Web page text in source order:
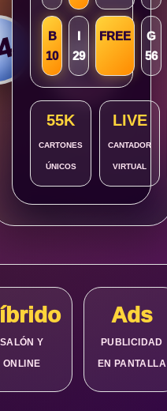
18
B
10
I
29
FREE
G
56
55K
CARTONES
ÚNICOS
LIVE
CANTADOR
VIRTUAL
SALÓN Y
ONLINE
Ads
PUBLICIDAD
EN PANTALLA